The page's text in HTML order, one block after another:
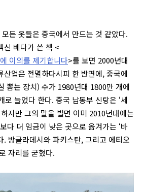
든 옷들은 중국에서 만드는 것 같았다.
신 베다가 쓴 책 <
이의를 제기합니다>를 보면 2000년대
산업은 전멸하다시피 한 반면에, 중국에
뽑는 장치) 수가 1980년대 1800만 개에
로 늘었다 한다. 중국 남동부 신탕은 ‘세
지만 그의 말을 빌면 이미 2010년대에는
다 더 임금이 낮은 곳으로 옮겨가는 ‘바
. 방글라데시와 파키스탄, 그리고 에티오
자리를 굳혔다.